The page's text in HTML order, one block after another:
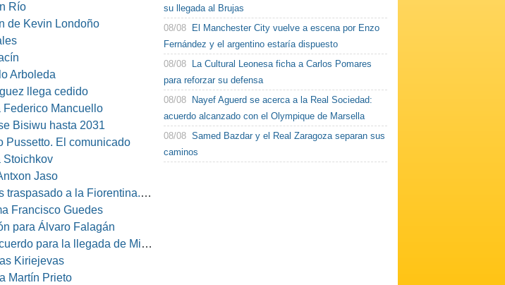
Río
de Kevin Londoño
Arboleda
llega cedido
Federico Mancuello
Bisiwu hasta 2031
Pussetto. El comunicado
Stoichkov
Jaso
a la Fiorentina. El comunicado
Francisco Guedes
para Álvaro Falagán
la llegada de Miguel Barbieri
Kiriejevas
Martín Prieto
su llegada al Brujas
08/08
El Manchester City vuelve a escena por Enzo
Fernández y el argentino estaría dispuesto
08/08
La Cultural Leonesa ficha a Carlos Pomares
para reforzar su defensa
08/08
Nayef Aguerd se acerca a la Real Sociedad:
acuerdo alcanzado con el Olympique de Marsella
08/08 Samed Bazdar y el Real Zaragoza separan sus
caminos